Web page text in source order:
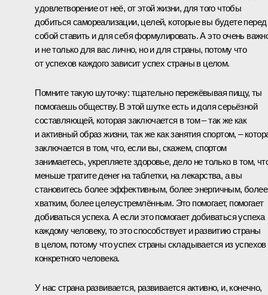
удовлетворение от неё, от этой жизни, для того чтобы
добиться самореализации, целей, которые вы будете перед
собой ставить и для себя формулировать. А это очень
и не только для вас лично, но и для страны, потому что
от успехов каждого зависит успех страны в целом.
Помните такую шуточку: тщательно пережёвывая пищу, ты
помогаешь обществу. В этой шутке есть и доля серьёзной
составляющей, которая заключается в том – так же как
и активный образ жизни, так же как занятия спортом, –
заключается в том, что, если вы, скажем, спортом
занимаетесь, укрепляете здоровье, дело не только в том,
меньше тратите денег на таблетки, на лекарства, а вы
становитесь более эффективным, более энергичным, более
хватким, более целеустремлённым. Это помогает, помогает
добиваться успеха. А если это помогает добиваться успеха
каждому человеку, то это способствует и развитию страны
в целом, потому что успех страны складывается из успехов
конкретного человека.
У нас страна развивается, развивается активно, и, конечно,